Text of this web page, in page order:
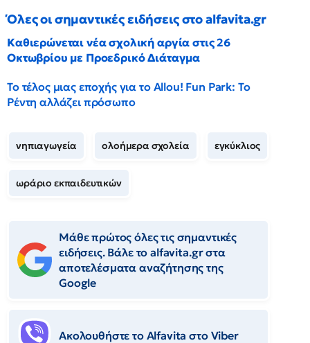
Όλες οι σημαντικές ειδήσεις στο alfavita.gr
Καθιερώνεται νέα σχολική αργία στις 26
Οκτωβρίου με Προεδρικό Διάταγμα
Το τέλος μιας εποχής για το Allou! Fun Park: Το
Ρέντη αλλάζει πρόσωπο
νηπιαγωγεία ολοήμερα σχολεία εγκύκλιος
ωράριο εκπαιδευτικών
Μάθε πρώτος όλες τις σημαντικές
ειδήσεις. Βάλε το alfavita.gr στα
αποτελέσματα αναζήτησης της
Google
Ακολουθήστε το Αlfavita στο Viber